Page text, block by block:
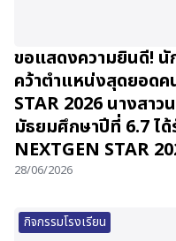
ขอแสดงความยินดี! นั
คว้าตำแหน่งสุดยอดค
STAR 2026 นางสาว
มัธยมศึกษาปีที่ 6.7 ไ
NEXTGEN STAR
28/06/2026
กิจกรรมโรงเรียน